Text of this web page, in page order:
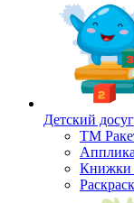
Детский досуг
ТМ
Книжки